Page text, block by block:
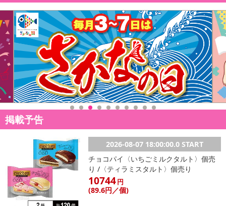
なキズ、シミ、一部分の不揃いなどが見られる場合がございます
が、不良品ではございません。出荷時にすべての商品を検品してお
りますが、予め上記点ご了承下さい。
注意事項
【賞味・消費期限のある商品について】
商品到着時点でのお日持ち期間は、配送日数などにより異なります
のでご了承ください。
【キャンセルについて】
※お申込み後のキャンセルはお受けできません。
記載されている内容を必ずご確認いただき、お届けする商品セット
にご納得いただきましたうえでお申し込みください。
※パッケージ変更や商品リニューアル（成分など含む）等により、
参考の掲載画像や画像内のバーコードなど、お届け商品と多少異な
る場合がございます。
掲載予告
2026-08-07 18:00:00.0 START
チョコパイ〈いちごミルクタルト〉個売
り /〈ティラミスタルト〉個売り
10744円
(89.6円 ／個)